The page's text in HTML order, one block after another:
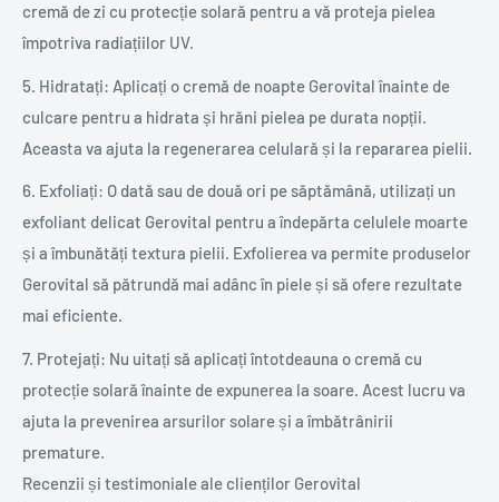
cremă de zi cu protecție solară pentru a vă proteja pielea
împotriva radiațiilor UV.
5. Hidratați: Aplicați o cremă de noapte Gerovital înainte de
culcare pentru a hidrata și hrăni pielea pe durata nopții.
Aceasta va ajuta la regenerarea celulară și la repararea pielii.
6. Exfoliați: O dată sau de două ori pe săptămână, utilizați un
exfoliant delicat Gerovital pentru a îndepărta celulele moarte
și a îmbunătăți textura pielii. Exfolierea va permite produselor
Gerovital să pătrundă mai adânc în piele și să ofere rezultate
mai eficiente.
7. Protejați: Nu uitați să aplicați întotdeauna o cremă cu
protecție solară înainte de expunerea la soare. Acest lucru va
ajuta la prevenirea arsurilor solare și a îmbătrânirii
premature.
Recenzii și testimoniale ale clienților Gerovital